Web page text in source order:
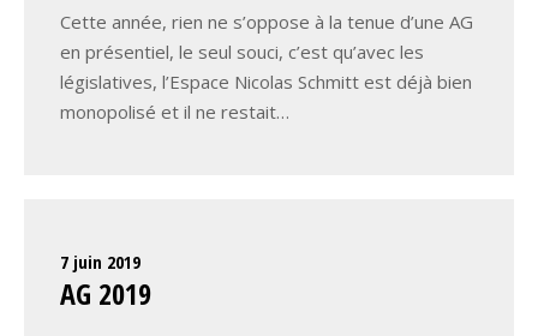
Cette année, rien ne s’oppose à la tenue d’une AG
en présentiel, le seul souci, c’est qu’avec les
législatives, l’Espace Nicolas Schmitt est déjà bien
monopolisé et il ne restait…
7 juin 2019
AG 2019